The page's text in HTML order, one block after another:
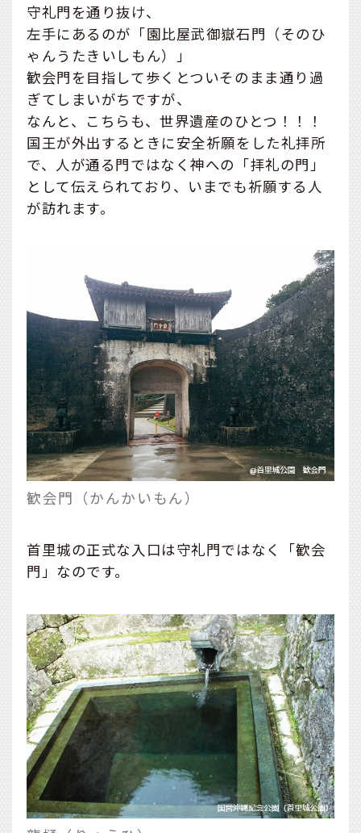
守礼門を通り抜け、
左手にあるのが「園比屋武御嶽石門（そのひ
ゃんうたきいしもん）」
歓会門を目指して歩くとついそのまま通り過
ぎてしまいがちですが、
なんと、こちらも、世界遺産のひとつ！！！
国王が外出するときに安全祈願をした礼拝所
で、人が通る門ではなく神への「拝礼の門」
として伝えられており、いまでも祈願する人
が訪れます。
歓会門（かんかいもん）
首里城の正式な入口は守礼門ではなく「歓会
門」なのです。